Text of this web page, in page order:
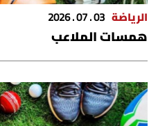
الرياضة 03 . 07 . 2026
همسات الملاعب